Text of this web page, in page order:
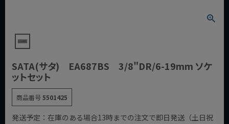
SATA(サタ) EA687BS 3/8"DR/6-19mm ソケ
ットセット
商品番号5501425
発送予定：在庫のある場合13時までの注文で即日発送（土日祝